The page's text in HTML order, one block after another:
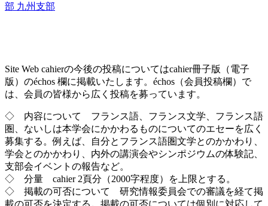
部 九州支部
Site Web cahierの今後の投稿についてはcahier冊子版（電子
版）のéchos 欄に掲載いたします。échos（会員投稿欄）で
は、会員の皆様から広く投稿を募っています。
◇ 内容について フランス語、フランス文学、フランス語
圏、ないしは本学会にかかわるものについてのエセーを広く
募集する。例えば、自分とフランス語圏文学とのかかわり、
学会とのかかわり、内外の講演会やシンポジウムの体験記、
支部会イベントの報告など。
◇ 分量 cahier 2頁分（2000字程度）を上限とする。
◇ 掲載の可否について 研究情報委員会での審議を経て掲
載の可否を決定する。掲載の可否については個別に対応して